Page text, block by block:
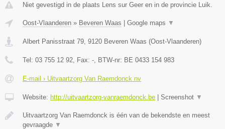
Niet gevestigd in de plaats Lens sur Geer en in de provincie Luik.
Oost-Vlaanderen » Beveren Waas | Google maps ▼
Albert Panisstraat 79 9120 Beveren Waas (Oost-Vlaanderen)
Tel: 03 755 12 92 , Fax: - , BTW-nr: BE 0433 154 983
E-mail › Uitvaartzorg Van Raemdonck nv
Website: http://uitvaartzorg-vanraemdonck.be | Screenshot ▼
Uitvaartzorg Van Raemdonck is één van de bekendste en meest
gevraagde ▼